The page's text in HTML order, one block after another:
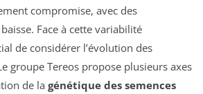
compromise, avec des
Face à cette variabilité
de considérer l’évolution des
groupe Tereos propose plusieurs axes
de la génétique des semences